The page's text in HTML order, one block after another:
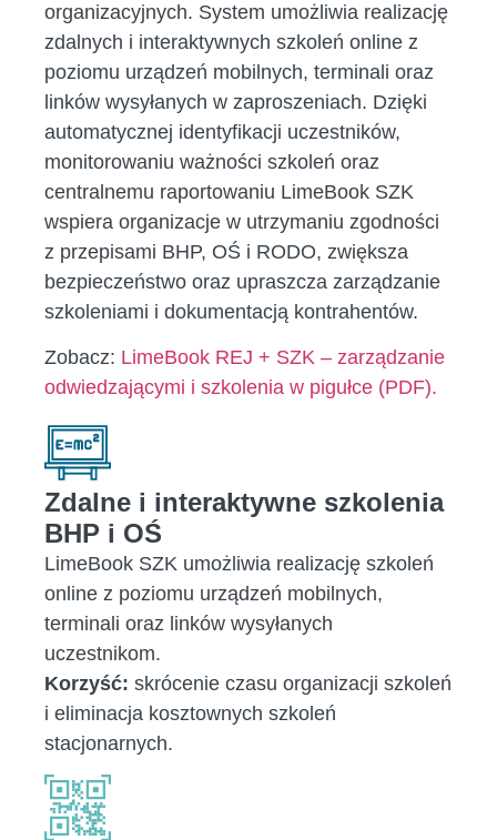
organizacyjnych. System umożliwia realizację
zdalnych i interaktywnych szkoleń online z
poziomu urządzeń mobilnych, terminali oraz
linków wysyłanych w zaproszeniach. Dzięki
automatycznej identyfikacji uczestników,
monitorowaniu ważności szkoleń oraz
centralnemu raportowaniu LimeBook SZK
wspiera organizacje w utrzymaniu zgodności
z przepisami BHP, OŚ i RODO, zwiększa
bezpieczeństwo oraz upraszcza zarządzanie
szkoleniami i dokumentacją kontrahentów.
Zobacz: LimeBook REJ + SZK – zarządzanie
odwiedzającymi i szkolenia w pigułce (PDF).
Zdalne i interaktywne szkolenia
BHP i OŚ
LimeBook SZK umożliwia realizację szkoleń
online z poziomu urządzeń mobilnych,
terminali oraz linków wysyłanych
uczestnikom.
Korzyść: skrócenie czasu organizacji szkoleń
i eliminacja kosztownych szkoleń
stacjonarnych.